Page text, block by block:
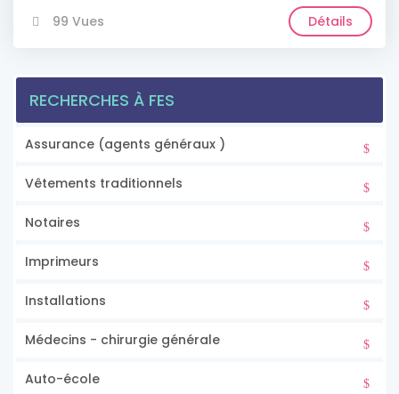
99 Vues Détails
RECHERCHES À FES
Assurance (agents généraux )
Vêtements traditionnels
Notaires
Imprimeurs
Installations
Médecins - chirurgie générale
Auto-école